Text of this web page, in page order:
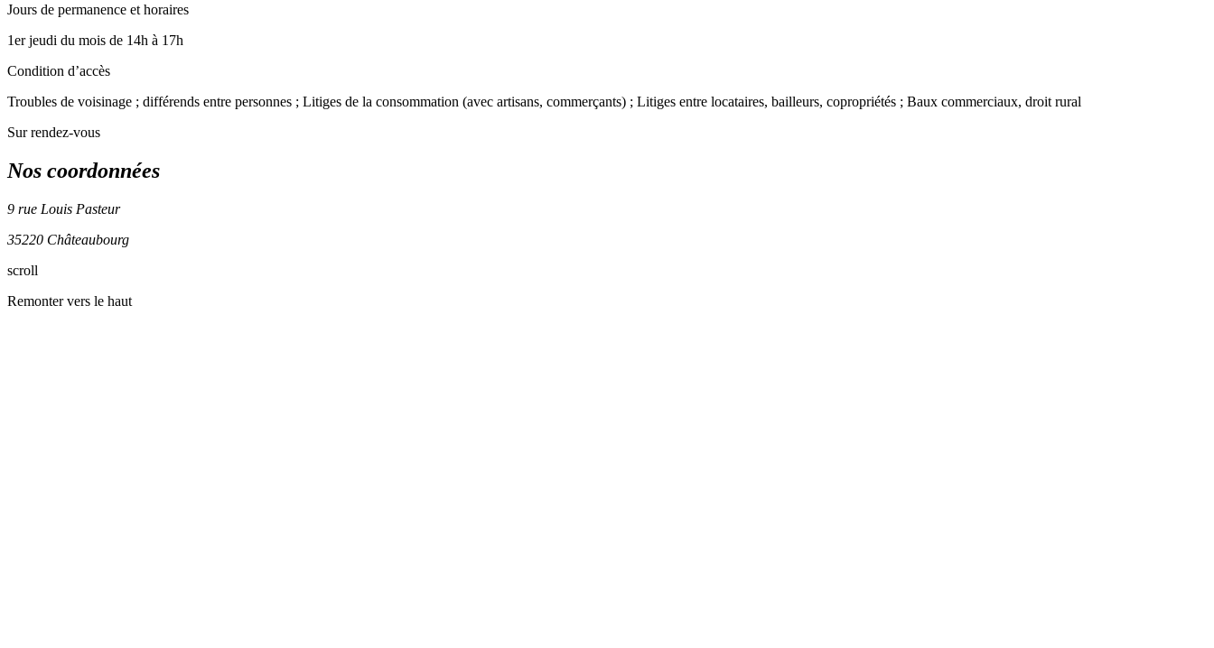
Jours de permanence et horaires
1er jeudi du mois de 14h à 17h
Condition d’accès
Troubles de voisinage ; différends entre personnes ; Litiges de la consommation (avec artisans, commerçants) ; Litiges entre locataires, bailleurs, copropriétés ; Baux commerciaux, droit rural
Sur rendez-vous
Nos coordonnées
9 rue Louis Pasteur
35220 Châteaubourg
−
scroll
Remonter vers le haut